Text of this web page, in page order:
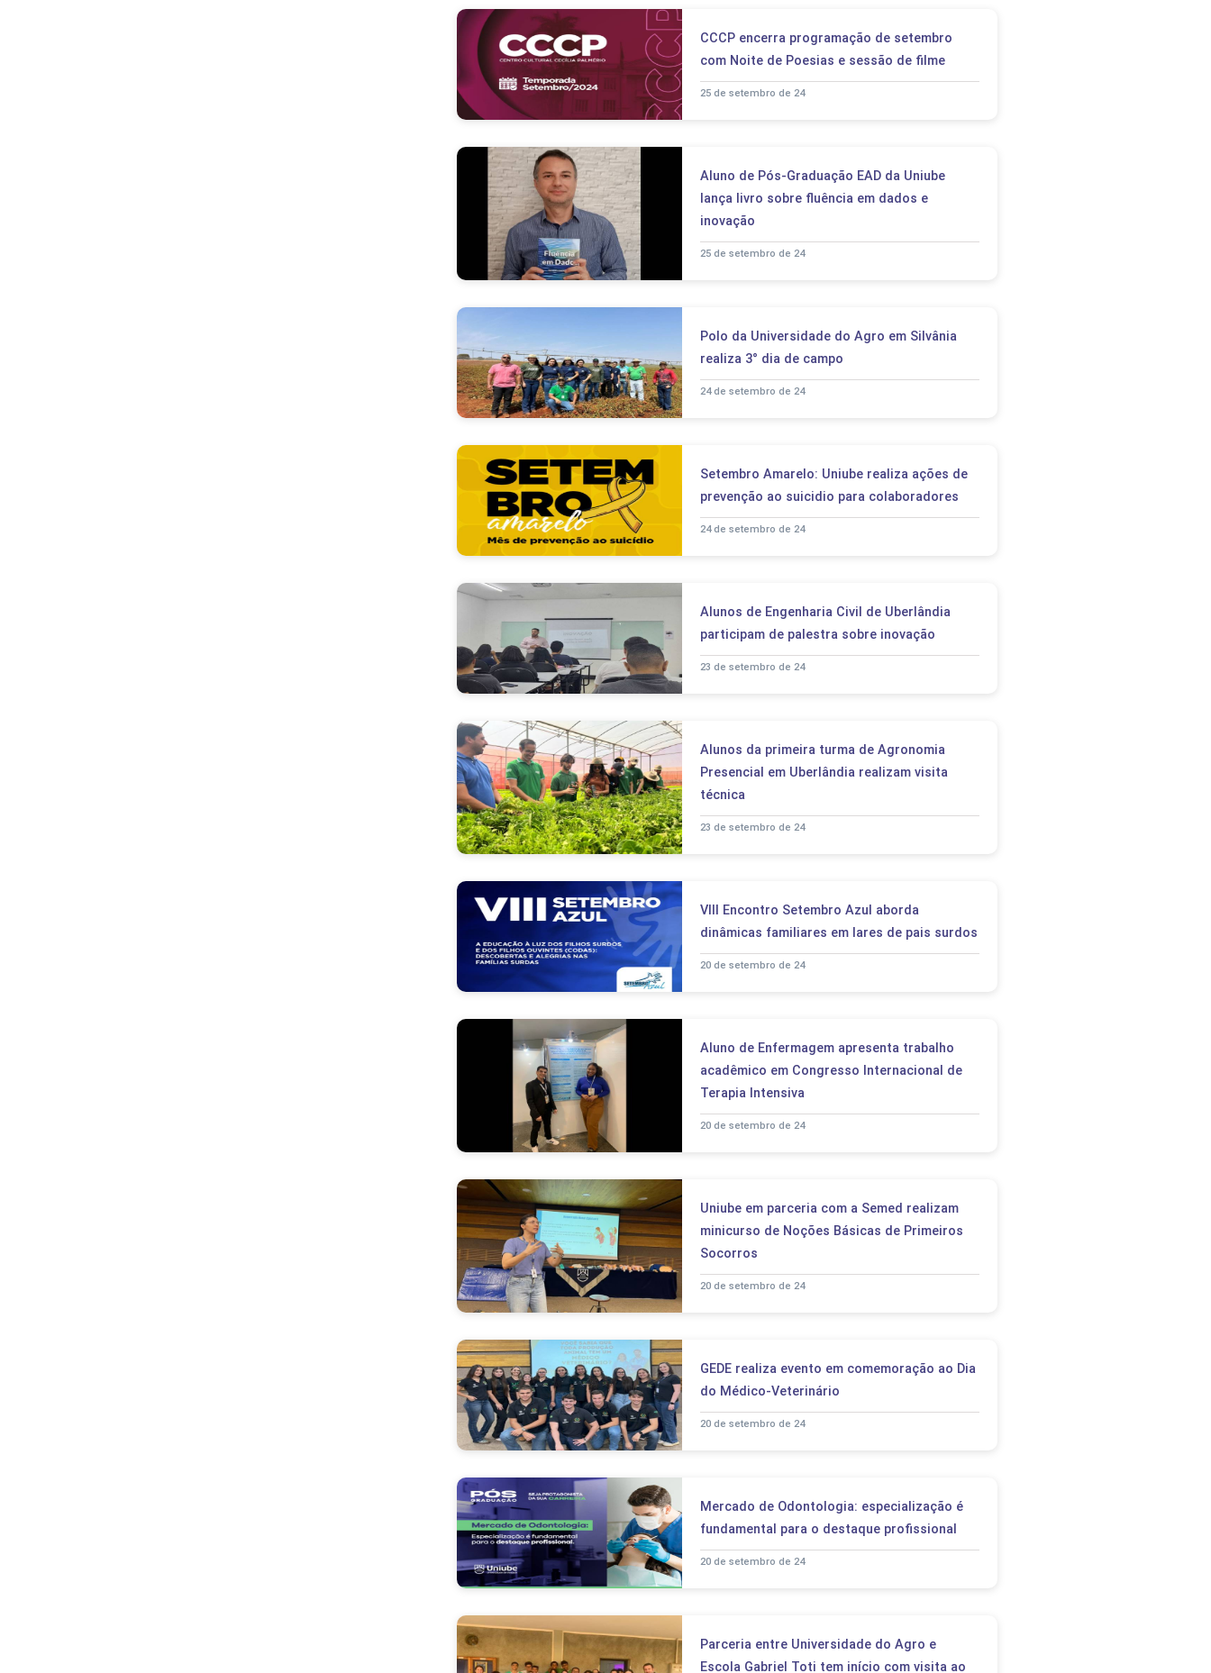
CCCP encerra programação de setembro
com Noite de Poesias e sessão de filme
25 de setembro de 24
Aluno de Pós-Graduação EAD da Uniube
lança livro sobre fluência em dados e
inovação
25 de setembro de 24
Polo da Universidade do Agro em Silvânia
realiza 3° dia de campo
24 de setembro de 24
Setembro Amarelo: Uniube realiza ações de
prevenção ao suicidio para colaboradores
24 de setembro de 24
Alunos de Engenharia Civil de Uberlândia
participam de palestra sobre inovação
23 de setembro de 24
Alunos da primeira turma de Agronomia
Presencial em Uberlândia realizam visita
técnica
23 de setembro de 24
VIII Encontro Setembro Azul aborda
dinâmicas familiares em lares de pais surdos
20 de setembro de 24
Aluno de Enfermagem apresenta trabalho
acadêmico em Congresso Internacional de
Terapia Intensiva
20 de setembro de 24
Uniube em parceria com a Semed realizam
minicurso de Noções Básicas de Primeiros
Socorros
20 de setembro de 24
GEDE realiza evento em comemoração ao Dia
do Médico-Veterinário
20 de setembro de 24
Mercado de Odontologia: especialização é
fundamental para o destaque profissional
20 de setembro de 24
Parceria entre Universidade do Agro e
Escola Gabriel Toti tem início com visita ao